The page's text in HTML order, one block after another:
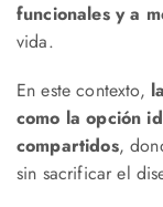
funcionales y a
vida.
En este contexto,
como la opción
compartidos,
sin sacrificar el